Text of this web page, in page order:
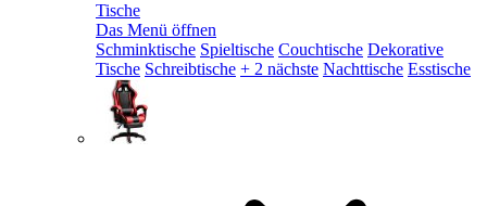
Tische
Das Menü öffnen
Schminktische Spieltische Couchtische Dekorative
Tische Schreibtische + 2 nächste Nachttische Esstische